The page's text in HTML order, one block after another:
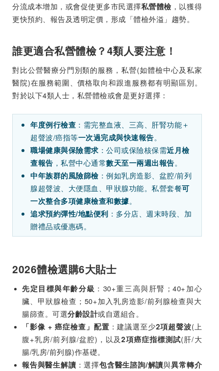
分流成本增加，或會促使更多市民選擇私營體檢 ，以獲得
更快預約、報告及透明定價，形成「體檢外溢」趨勢。
誰更適合私營體檢？4類人要注意！
對比公營醫療分門別類的服務，私營(如體檢中心及私家
醫院)在服務範圍、價格取向和跟進服務都有明顯區別。
對於以下4類人士，私營體檢或會是更好選擇：
年度例行檢查 ：需完整血液、三高、肝腎功能＋
超聲波/癌指等一次過完成與快速報告。
職場健康與保險需求 ：公司或保險核保需近月檢
查報告 ，私營中心通常數天至一兩週出報告。
中年族群的風險篩檢 ：例如乳房造影、盆腔/前列
腺超聲波、大便隱血、甲狀腺功能。私營套餐可
一次整合多項健康檢查和數據。
追求預約彈性/地點便利 ：多分店、週末時段、加
贈禮品或優惠碼。
2026體檢選購6大貼士
先定目標與年齡分級 ：30+重三高與肝腎；40+加心
臟、甲狀腺檢查；50+加入乳房造影/前列腺檢查與大
腸篩查。可選分齡設計或自選組合。
「影像 + 癌症檢查」配置 ：建議選至少2項超聲波(上
腹+乳房/前列腺/盆腔)，以及2項癌症指標測試(肝/大
腸/乳房/前列腺)作基礎。
報告與醫生解讀 ：選擇包含醫生諮詢/解讀與異常轉介